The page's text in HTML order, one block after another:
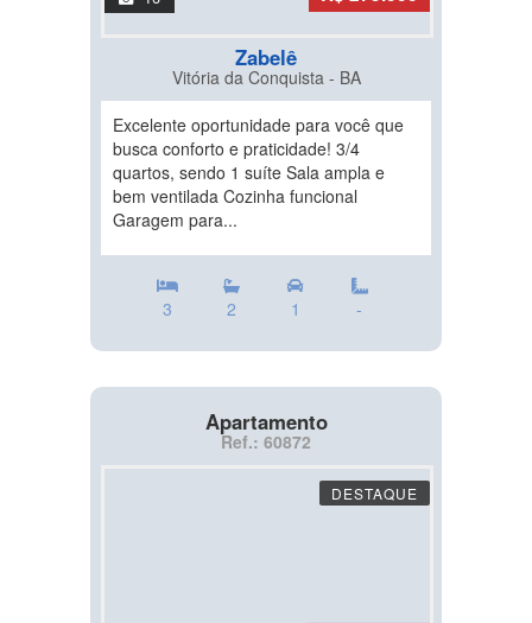
Zabelê
Vitória da Conquista - BA
Excelente oportunidade para você que
busca conforto e praticidade! 3/4
quartos, sendo 1 suíte Sala ampla e
bem ventilada Cozinha funcional
Garagem para...
3 2 1 -
Apartamento
Ref.: 60872
DESTAQUE